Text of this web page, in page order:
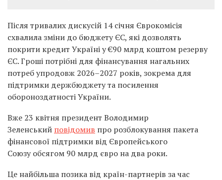
Після тривалих дискусій 14 січня Єврокомісія
схвалила зміни до бюджету ЄС, які дозволять
покрити кредит Україні у €90 млрд коштом резерву
ЄС. Гроші потрібні для фінансування нагальних
потреб упродовж 2026–2027 років, зокрема для
підтримки держбюджету та посилення
обороноздатності України.
Вже 23 квітня президент Володимир
Зеленський повідомив про розблокування пакета
фінансової підтримки від Європейського
Союзуобсягом 90 млрд євро на два роки.
Це найбільша позика від країн-партнерів за час